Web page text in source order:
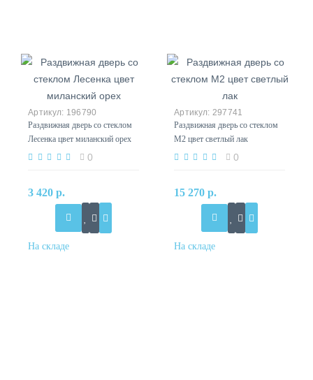
196790
Раздвижная дверь со стеклом
Лесенка цвет миланский орех
0
3 420 р.
297741
Раздвижная дверь со стеклом
М2 цвет светлый лак
0
15 270 р.